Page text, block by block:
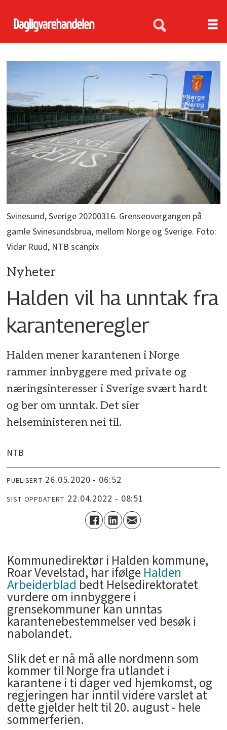
Svinesund, Sverige 20200316. Grenseovergangen på
gamle Svinesundsbrua, mellom Norge og Sverige. Foto:
Vidar Ruud, NTB scanpix
Nyheter
Halden vil ha unntak fra
karanteneregler
Halden mener karantenen i Norge
rammer innbyggere med private og
næringsinteresser i Sverige svært hardt
og ber om unntak. Det sier
helseministeren nei til.
NTB
PUBLISERT 26.05.2020 - 06:52
SIST OPPDATERT 22.04.2022 - 08:51
Kommunedirektør i Halden kommune,
Roar Vevelstad, har ifølge Halden
Arbeiderblad bedt Helsedirektoratet
vurdere om innbyggere i
grensekommuner kan unntas
karantenebestemmelser ved besøk i
nabolandet.
Slik det er nå må alle nordmenn som
kommer til Norge fra utlandet i
karantene i ti dager ved hjemkomst, og
regjeringen har inntil videre varslet at
dette gjelder helt til 20. august - hele
sommerferien.